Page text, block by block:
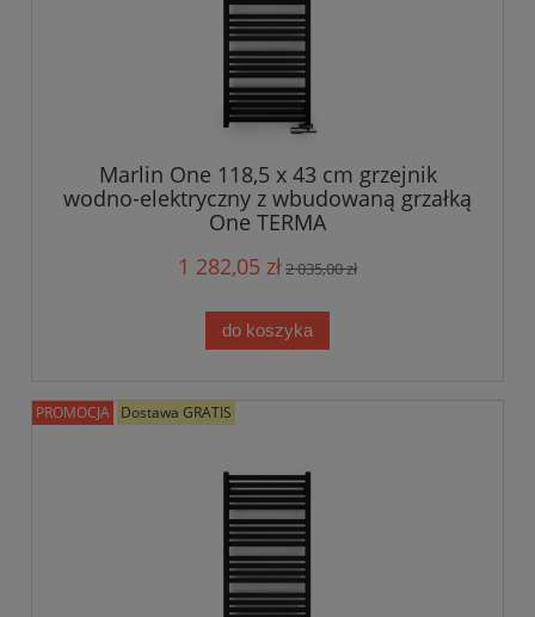
Marlin One 118,5 x 43 cm grzejnik
wodno-elektryczny z wbudowaną grzałką
One TERMA
1 282,05 zł2 035,00 zł
do koszyka
PROMOCJA Dostawa GRATIS